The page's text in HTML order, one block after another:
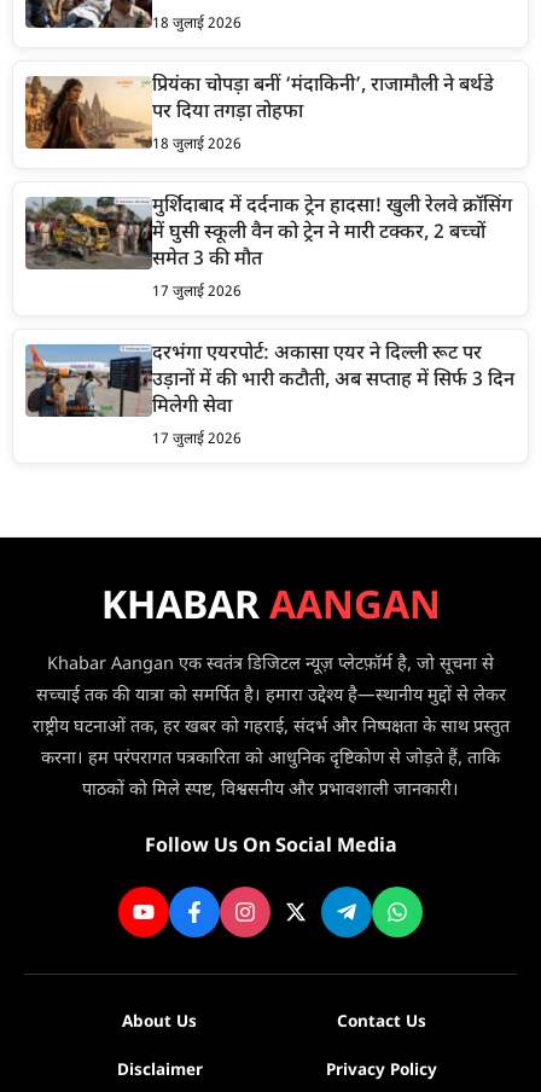
18 जुलाई 2026
प्रियंका चोपड़ा बनीं ‘मंदाकिनी’, राजामौली ने बर्थडे
पर दिया तगड़ा तोहफा
18 जुलाई 2026
मुर्शिदाबाद में दर्दनाक ट्रेन हादसा! खुली रेलवे क्रॉसिंग
में घुसी स्कूली वैन को ट्रेन ने मारी टक्कर, 2 बच्चों
समेत 3 की मौत
17 जुलाई 2026
दरभंगा एयरपोर्ट: अकासा एयर ने दिल्ली रूट पर
उड़ानों में की भारी कटौती, अब सप्ताह में सिर्फ 3 दिन
मिलेगी सेवा
17 जुलाई 2026
KHABARAANGAN
Khabar Aangan एक स्वतंत्र डिजिटल न्यूज़ प्लेटफ़ॉर्म है, जो सूचना से
सच्चाई तक की यात्रा को समर्पित है। हमारा उद्देश्य है—स्थानीय मुद्दों से लेकर
राष्ट्रीय घटनाओं तक, हर खबर को गहराई, संदर्भ और निष्पक्षता के साथ प्रस्तुत
करना। हम परंपरागत पत्रकारिता को आधुनिक दृष्टिकोण से जोड़ते हैं, ताकि
पाठकों को मिले स्पष्ट, विश्वसनीय और प्रभावशाली जानकारी।
Follow Us On Social Media
About Us Contact Us
Disclaimer Privacy Policy